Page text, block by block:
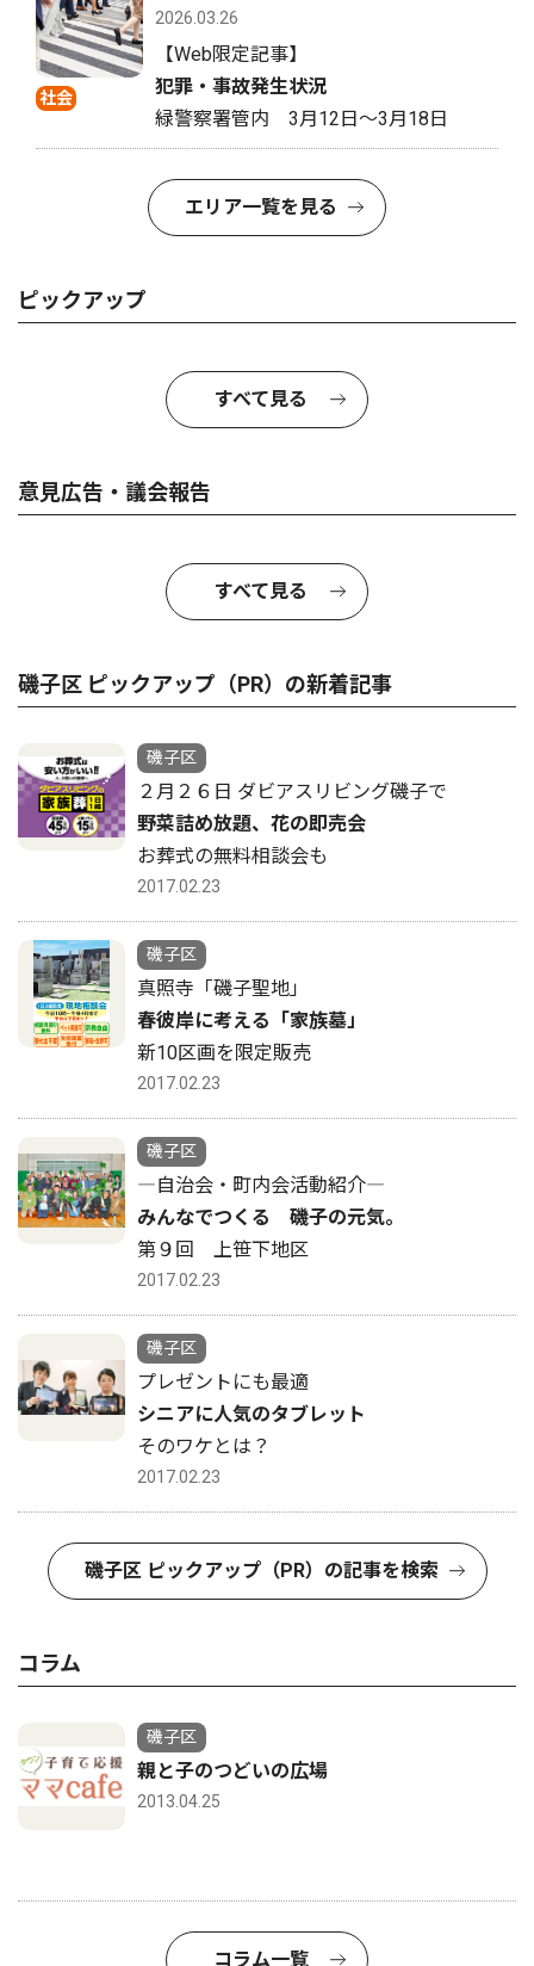
社会
2026.03.26
【Web限定記事】
犯罪・事故発生状況
緑警察署管内 3月12日〜3月18日
エリア一覧を見る
ピックアップ
すべて見る
意見広告・議会報告
すべて見る
磯子区 ピックアップ（PR）の新着記事
磯子区
２月２６日 ダビアスリビング磯子で
野菜詰め放題、花の即売会
お葬式の無料相談会も
2017.02.23
磯子区
真照寺「磯子聖地」
春彼岸に考える「家族墓」
新10区画を限定販売
2017.02.23
磯子区
―自治会・町内会活動紹介―
みんなでつくる 磯子の元気。
第９回 上笹下地区
2017.02.23
磯子区
プレゼントにも最適
シニアに人気のタブレット
そのワケとは？
2017.02.23
磯子区 ピックアップ（PR）の記事を検索
コラム
磯子区
親と子のつどいの広場
2013.04.25
コラム一覧